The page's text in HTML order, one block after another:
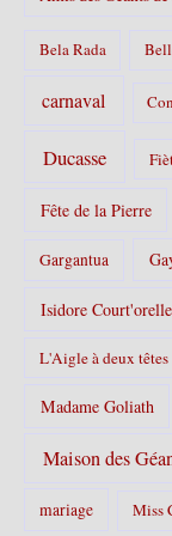
Bela Rada
carnaval
Ducasse
Fête de la Pierre
Gargantua
Isidore Court'orelle
L'Aigle à deux têtes
Madame Goliath
Maison des
mariage Miss